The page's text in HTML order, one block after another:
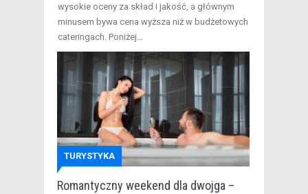
wysokie oceny za skład i jakość, a głównym
minusem bywa cena wyższa niż w budżetowych
cateringach. Poniżej...
TURYSTYKA
Romantyczny weekend dla dwojga –